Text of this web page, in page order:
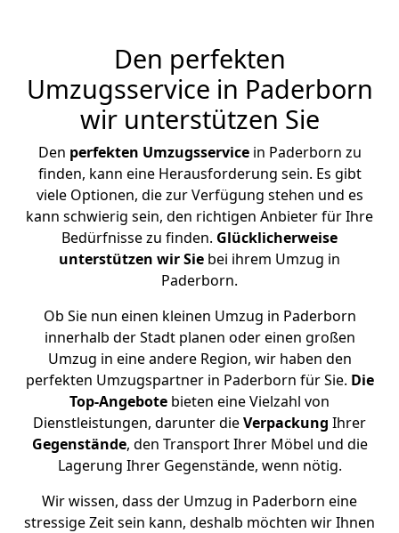
Den perfekten
Umzugsservice in Paderborn
wir unterstützen Sie
Den perfekten Umzugsservicein Paderborn zu
finden, kann eine Herausforderung sein. Es gibt
viele Optionen, die zur Verfügung stehen und es
kann schwierig sein, den richtigen Anbieter für Ihre
Bedürfnisse zu finden. Glücklicherweise
unterstützen wirSie bei ihrem Umzug in
Paderborn.
Ob Sie nun einen kleinen Umzug in Paderborn
innerhalb der Stadt planen oder einen großen
Umzug in eine andere Region, wir haben den
perfekten Umzugspartner in Paderborn für Sie. Die
Top-Angebote bieten eine Vielzahl von
Dienstleistungen, darunter dieVerpackung Ihrer
Gegenstände, den Transport Ihrer Möbel und die
Lagerung Ihrer Gegenstände, wenn nötig.
Wir wissen, dass der Umzug in Paderborn eine
stressige Zeit sein kann, deshalb möchten wir Ihnen